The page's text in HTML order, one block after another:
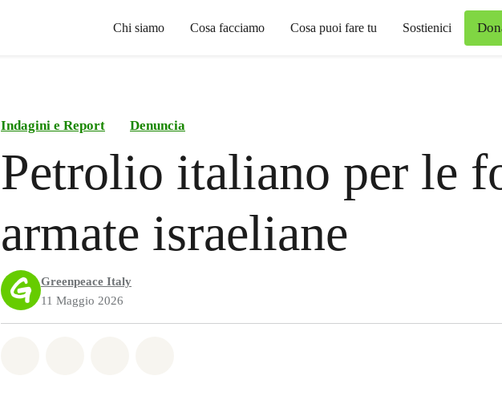
Chi siamo Cosa facciamo Cosa puoi fare tu Sostienici
Indagini e Report Denuncia
Petrolio italiano per le
armate israeliane
Greenpeace Italy
11 Maggio 2026